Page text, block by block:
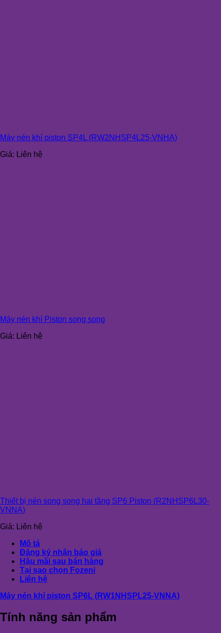
Máy nén khí piston SP4L (RW2NHSP4L25-VNHA)
Giá: Liên hệ
Máy nén khí Piston song song
Giá: Liên hệ
Thiết bị nén song song hai tầng SP6 Piston (R2NHSP6L30-
VNNA)
Giá: Liên hệ
Mô tả
Đăng ký nhận báo giá
Hậu mãi sau bán hàng
Tại sao chọn Fozeni
Liên hệ
Máy nén khí piston SP6L (RW1NHSPL25-VNNA)
Tính năng sản phẩm